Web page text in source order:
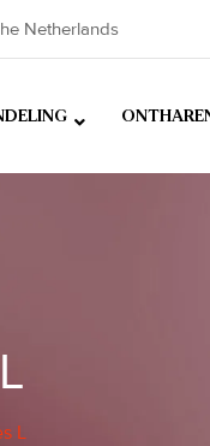
Netherlands
L